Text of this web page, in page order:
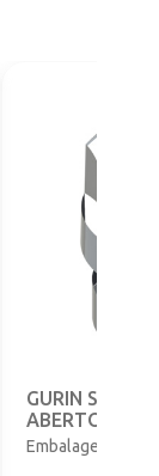
GURIN SLOT
ABERTO -
Embalagem com